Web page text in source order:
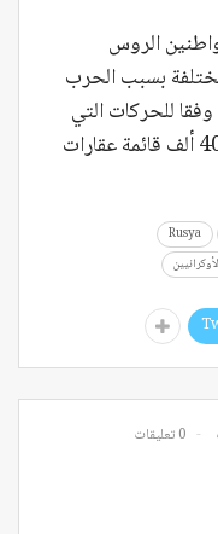
الروس
بسبب الحرب
للحركات التي
حدثت في قاعدة بياناتها التي تضم 400 ألف قائمة عقارات
Rusya
0 تعليقات